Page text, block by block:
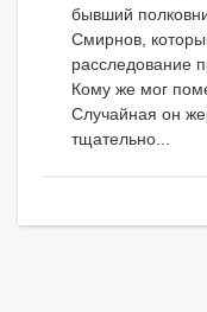
бывший
Смирнов,
расследование
Кому же мог
Случайная он
тщательно...